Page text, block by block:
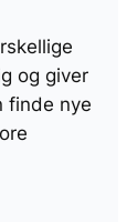
og giver
finde nye